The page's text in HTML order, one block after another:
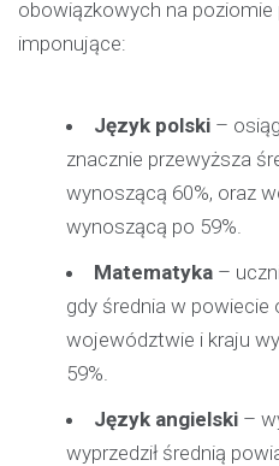
obowiązkowych na
imponujące:
Język polski –
znacznie przewyższa
wynoszącą 60%, oraz
wynoszącą po 59%.
Matematyka –
gdy średnia w powiecie
województwie i kraju
59%.
Język angielski –
wyprzedził średnią